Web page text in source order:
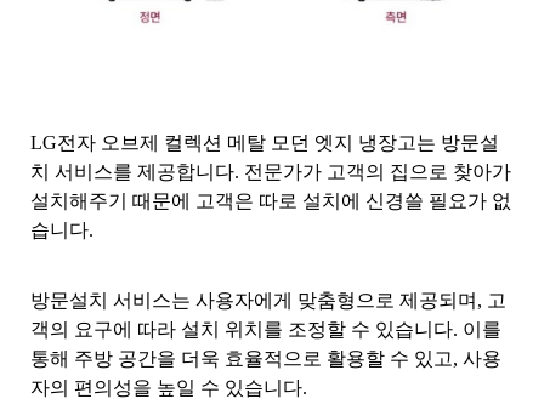
LG전자 오브제 컬렉션 메탈 모던 엣지 냉장고는 방문설
치 서비스를 제공합니다. 전문가가 고객의 집으로 찾아가
설치해주기 때문에 고객은 따로 설치에 신경쓸 필요가 없
습니다.
방문설치 서비스는 사용자에게 맞춤형으로 제공되며, 고
객의 요구에 따라 설치 위치를 조정할 수 있습니다. 이를
통해 주방 공간을 더욱 효율적으로 활용할 수 있고, 사용
자의 편의성을 높일 수 있습니다.